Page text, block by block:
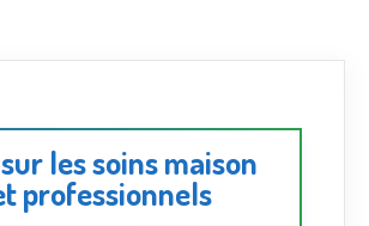
sur les soins maison
professionnels